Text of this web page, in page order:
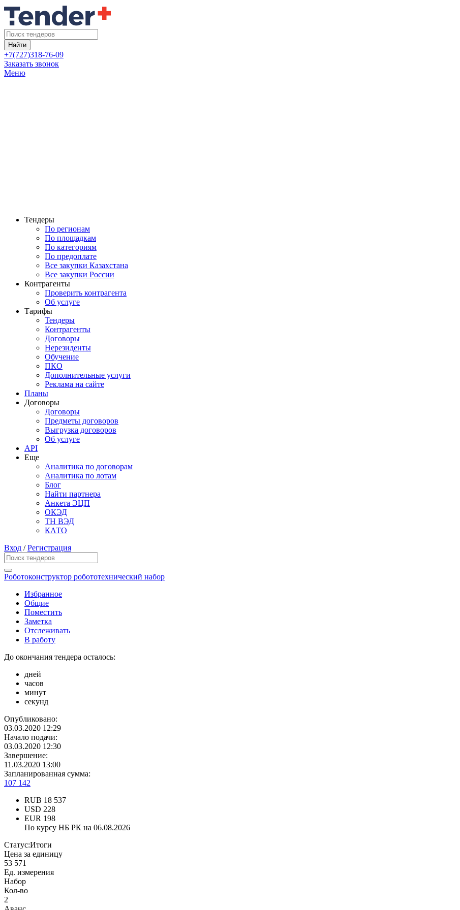
Найти
+7(727)318-76-09
Заказать звонок
Меню
Тендеры
По регионам
По площадкам
По категориям
По предоплате
Все закупки Казахстана
Все закупки России
Контрагенты
Проверить контрагента
Об услуге
Тарифы
Тендеры
Контрагенты
Договоры
Нерезиденты
Обучение
ПКО
Дополнительные услуги
Реклама на сайте
Планы
Договоры
Договоры
Предметы договоров
Выгрузка договоров
Об услуге
API
Еще
Аналитика по договорам
Аналитика по лотам
Блог
Найти партнера
Анкета ЭЦП
ОКЭД
ТН ВЭД
КАТО
Вход /Регистрация
Роботоконструктор робототехнический набор
Избранное
Общие
Поместить
Заметка
Отслеживать
В работу
До окончания тендера осталось:
дней
часов
минут
секунд
Опубликовано:
03.03.2020 12:29
Начало подачи:
03.03.2020 12:30
Завершение:
11.03.2020 13:00
Запланированная сумма:
107 142
RUB 18 537
USD 228
EUR 198
По курсу НБ РК на 06.08.2026
Статус:Итоги
Цена за единицу
53 571
Ед. измерения
Набор
Кол-во
2